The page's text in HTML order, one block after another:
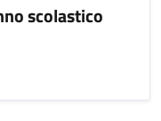
scolastico